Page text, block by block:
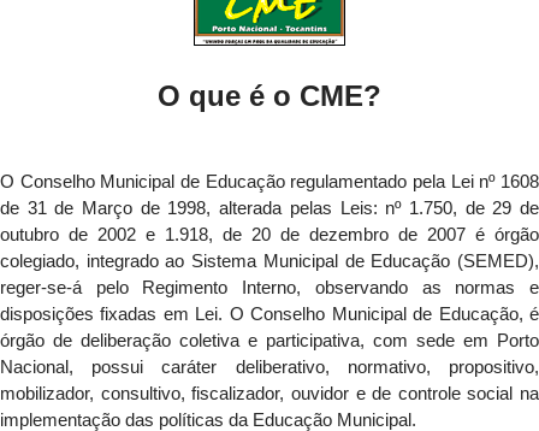
O que é o CME?
O Conselho Municipal de Educação regulamentado pela Lei nº 1608
de 31 de Março de 1998, alterada pelas Leis: nº 1.750, de 29 de
outubro de 2002 e 1.918, de 20 de dezembro de 2007 é órgão
colegiado, integrado ao Sistema Municipal de Educação (SEMED),
reger-se-á pelo Regimento Interno, observando as normas e
disposições fixadas em Lei. O Conselho Municipal de Educação, é
órgão de deliberação coletiva e participativa, com sede em Porto
Nacional, possui caráter deliberativo, normativo, propositivo,
mobilizador, consultivo, fiscalizador, ouvidor e de controle social na
implementação das políticas da Educação Municipal.